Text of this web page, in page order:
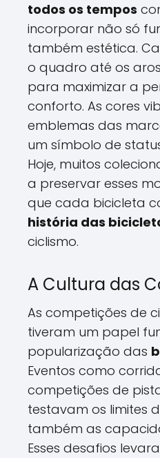
todos os tempos
incorporar não só
também estética.
o quadro até os
para maximizar a
conforto. As cores
emblemas das
um símbolo de
Hoje, muitos
a preservar esses
que cada bicicleta
história das
ciclismo.
A Cultura das
As competições de
tiveram um papel
popularização das
Eventos como
competições de
testavam os limites
também as
Esses desafios